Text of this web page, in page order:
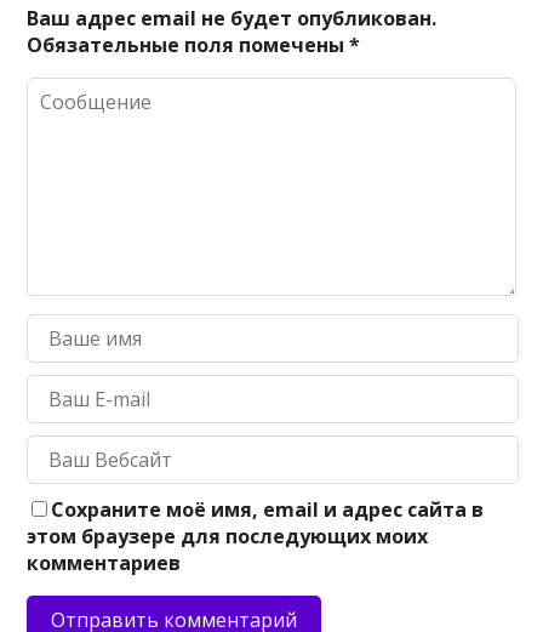
Ваш адрес email не будет опубликован.
Обязательные поля помечены*
Сохраните моё имя, email и адрес сайта в
этом браузере для последующих моих
комментариев